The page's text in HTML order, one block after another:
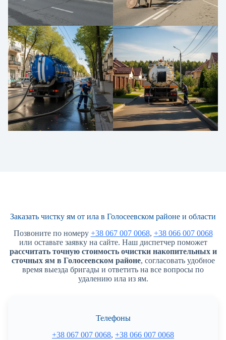
Заказать чистку ям от ила в Голосеевском районе и области
Позвоните по номеру +38 067 007 0068, +38 066 007 0068
или оставьте заявку на сайте. Наш диспетчер поможет
рассчитать точную стоимость очистки накопительных и
сточных ям в Голосеевском районе, согласовать удобное
время выезда бригады и ответить на все вопросы по
удалению ила из ям.
Телефоны
+38 067 007 0068, +38 066 007 0068